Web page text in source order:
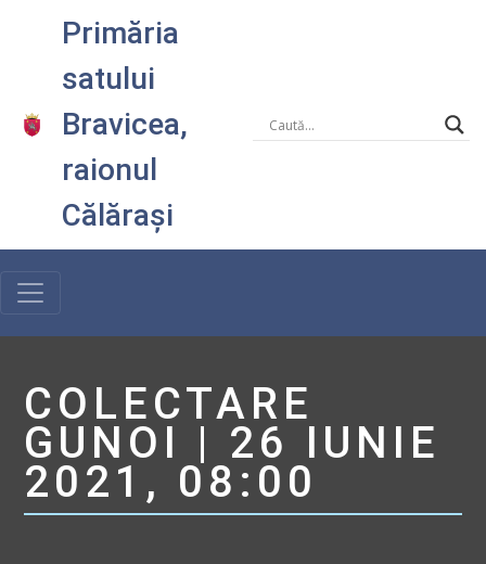
Primăria
satului
Bravicea,
raionul
Călărași
COLECTARE
GUNOI | 26 IUNIE
2021, 08:00